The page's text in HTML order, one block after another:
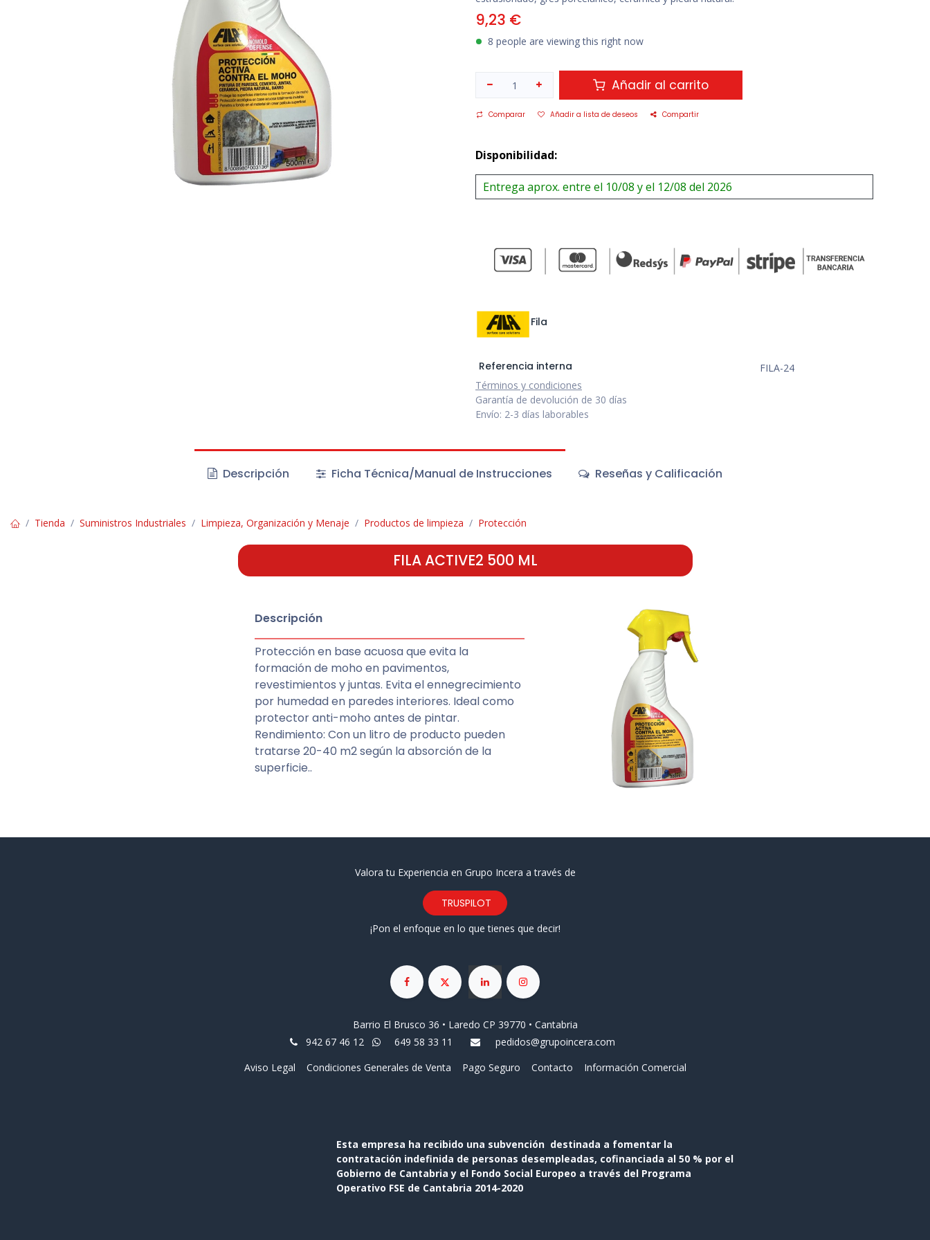
9,23 €
8 people are viewing this right now
Añadir al carrito
Comparar Añadir a lista de deseos Compartir
Disponibilidad:
Entrega aprox. entre el 10/08 y el 12/08 del 2026
Fila
Referencia interna
FILA-24
Términos y condiciones
Garantía de devolución de 30 días
Envío: 2-3 días laborables
Descripción Ficha Técnica/Manual de Instrucciones Reseñas y Calificación
Tienda Suministros Industriales Limpieza, Organización y Menaje Productos de limpieza Protección
FILA ACTIVE2 500 ML
Descripción
Protección en base acuosa que evita la
formación de moho en pavimentos,
revestimientos y juntas. Evita el ennegrecimiento
por humedad en paredes interiores. Ideal como
protector anti-moho antes de pintar.
Rendimiento: Con un litro de producto pueden
tratarse 20-40 m2 según la absorción de la
superficie..
Valora tu Experiencia en Grupo Incera a través de
TRUSPILOT
¡Pon el enfoque en lo que tienes que decir!
Barrio El Brusco 36 • Laredo CP 39770 • Cantabria
942 67 46 12
649 58 33 11
pedidos@grupoincera.com
Aviso Legal
Condiciones Generales de Venta Pago Seguro Contacto Información Comercial
Esta empresa ha recibido una subvención destinada a fomentar la
contratación indefinida de personas desempleadas, cofinanciada al 50 % por el